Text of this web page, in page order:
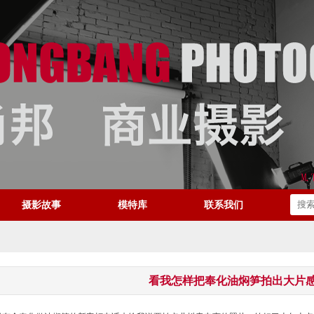
摄影故事 模特库 联系我们
看我怎样把奉化油焖笋拍出大片